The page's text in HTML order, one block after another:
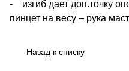
- изгиб дает доп.точку
пинцет на весу – рука
Назад к списку